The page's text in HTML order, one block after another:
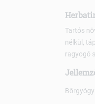
Tartós
nélkül,
ragyogó